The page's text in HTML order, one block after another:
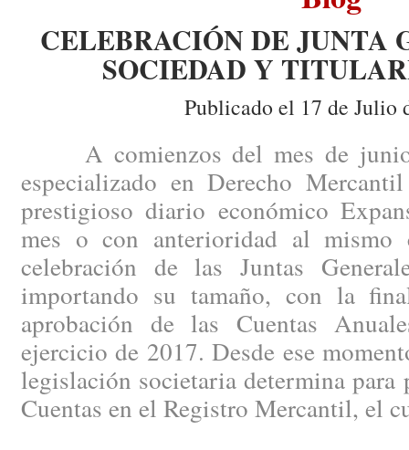
CELEBRACIÓN DE JUNTA
SOCIEDAD Y
Publicado el 17 de Julio
A comienzos del mes de junio,
especializado en Derecho
prestigioso diario económico
mes o con anterioridad al mismo
celebración de las Juntas
importando su tamaño, con la
aprobación de las Cuentas
ejercicio de 2017. Desde ese
legislación societaria determina para
Cuentas en el Registro Mercantil, el